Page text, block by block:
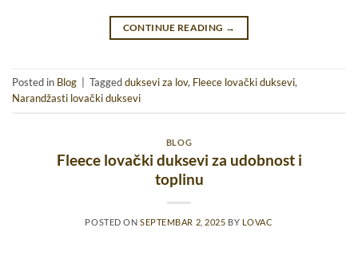
CONTINUE READING →
Posted in Blog Taggedduksevi za lov, Fleece lovački duksevi,
Narandžasti lovački duksevi
BLOG
Fleece lovački duksevi za udobnost i
toplinu
POSTED ON SEPTEMBAR 2, 2025 BY LOVAC